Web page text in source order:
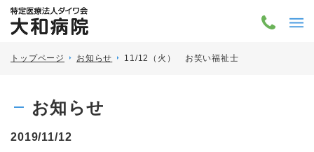
トップページ お知らせ 11/12（火） お笑い福祉士
お知らせ
2019/11/12